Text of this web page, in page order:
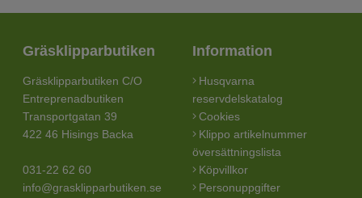
Gräsklipparbutiken
Gräsklipparbutiken C/O
Entreprenadbutiken
Transportgatan 39
422 46 Hisings Backa
031-22 62 60
info@grasklipparbutiken.se
Information
Husqvarna
reservdelskatalog
Cookies
Klippo artikelnummer
översättningslista
Köpvillkor
Personuppgifter